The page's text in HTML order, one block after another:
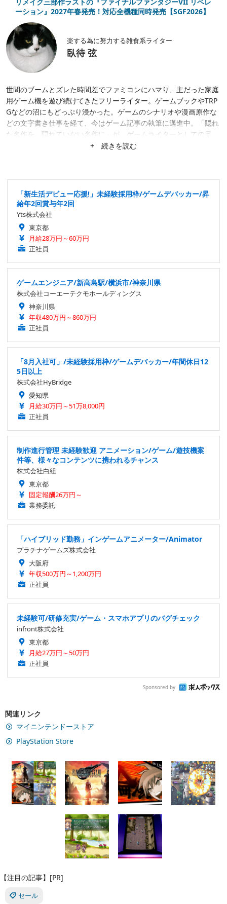
ーション』2027年春発売！対応全機種同時発売【SGF2026】
楽する為に努力する雑食系ライター
臥待 弦
世間のブームとズレた時間差でファミコンにハマり、主だった家庭
用ゲーム機を遊び続けてきたフリーライター。ゲームブックやTRP
Gなどの沼にもどっぷり浸かった。ゲームのシナリオや漫画原作な
どの文字書き仕事を経て、今はゲーム記事の執筆に邁進中。「隠れ
た名作を、隠れていない名作に」が、ゲームライターとしての目
標。隙あらば、あまり知られていない作品にスポットを当てたが
+ 続きを読む
「新生活デビュー応援!」未経験採用枠/ゲームデバッカー/昇
給年2回賞与年2回
Yts株式会社
東京都
月給28万円～60万円
正社員
ゲームエンジニア/新高島駅/横浜市/神奈川県
株式会社コーエーテクモホールディングス
神奈川県
年収480万円～860万円
正社員
「8月入社可」/未経験採用枠/ゲームデバッカー/年間休日12
5日以上
株式会社HyBridge
愛知県
月給30万円～51万8,000円
正社員
制作進行管理 未経験歓迎 アニメーション/ゲーム/遊技機案
件等、様々なコンテンツに携われるチャンス
株式会社白組
東京都
固定報酬26万円～
業務委託
「ハイブリッド勤務」インゲームアニメーター/Animator
プラチナゲームズ株式会社
大阪府
年収500万円～1,200万円
正社員
未経験可/研修充実/ゲーム・スマホアプリのバグチェック
infront株式会社
東京都
月給27万円～50万円
正社員
Sponsored by
関連リンク
マイニンテンドーストア
PlayStation Store
【注目の記事】[PR]
セール